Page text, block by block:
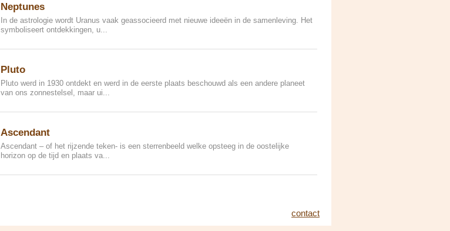
Neptunes
In de astrologie wordt Uranus vaak geassocieerd met nieuwe ideeën in de samenleving. Het
symboliseert ontdekkingen, u...
Pluto
Pluto werd in 1930 ontdekt en werd in de eerste plaats beschouwd als een andere planeet
van ons zonnestelsel, maar ui...
Ascendant
Ascendant – of het rijzende teken- is een sterrenbeeld welke opsteeg in de oostelijke
horizon op de tijd en plaats va...
contact